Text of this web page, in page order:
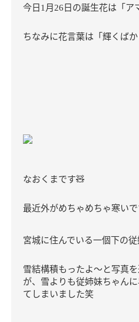
今日1 月26日の誕生花は「ア
ちなみに花言葉は「輝くば
なおくまです🧸
最近外がめちゃめちゃ寒い
宮城に住んでいる一個下の従
雪結構積もったよ～と写真
が、雪よりも従姉妹ちゃん
てしまいました笑